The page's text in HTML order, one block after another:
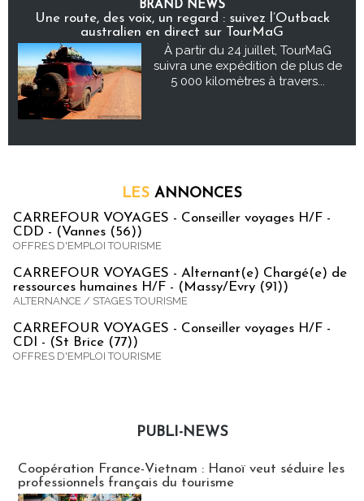
BRAND NEWS
Une route, des voix, un regard : suivez l’Outback
australien en direct sur TourMaG
À partir du 24 juillet, TourMaG
suivra une expédition de plus de
5 000 kilomètres à travers...
LES ANNONCES
CARREFOUR VOYAGES - Conseiller voyages H/F -
CDD - (Vannes (56))
OFFRES D'EMPLOI TOURISME
CARREFOUR VOYAGES - Alternant(e) Chargé(e) de
ressources humaines H/F - (Massy/Evry (91))
ALTERNANCE / STAGES TOURISME
CARREFOUR VOYAGES - Conseiller voyages H/F -
CDI - (St Brice (77))
OFFRES D'EMPLOI TOURISME
PUBLI-NEWS
Coopération France-Vietnam : Hanoï veut séduire les
professionnels français du tourisme